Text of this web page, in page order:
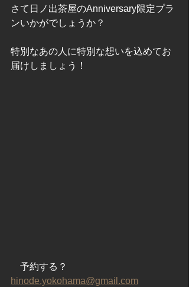
さて日ノ出茶屋のAnniversary限定プラ
ンいかがでしょうか？
特別なあの人に特別な想いを込めてお
届けしましょう！
予約する？
hinode.yokohama@gmail.com